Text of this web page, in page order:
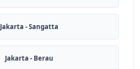
Jakarta - Sangatta
Jakarta - Berau